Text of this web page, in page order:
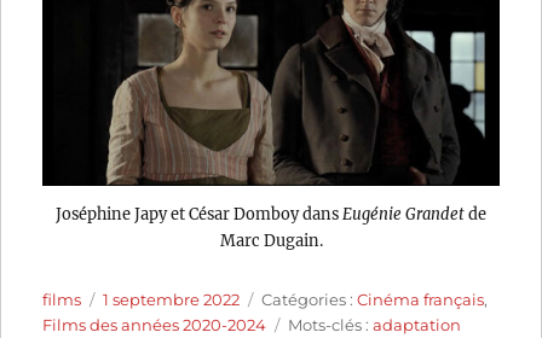
Joséphine Japy et César Domboy dans Eugénie Grandetde
Marc Dugain.
Auteur
films
Publié
le
1 septembre 2022 Catégories
Catégories :Cinéma français,
Films des années 2020-2024
Étiquettes
Mots-clés :adaptation